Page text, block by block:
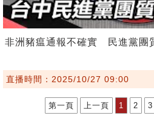
非洲豬瘟通報不確實 民進黨團
直播時間：2025/10/27 09:00
第一頁 上一頁 1 2 3